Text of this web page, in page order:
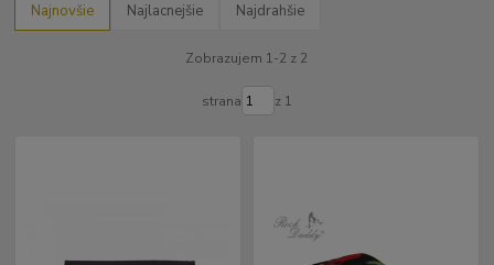
Najnovšie Najlacnejšie Najdrahšie
Zobrazujem 1-2 z 2
strana z 1